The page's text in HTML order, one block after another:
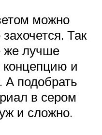
можно
Так
же лучше
и
А подобрать
в сером
и сложно.